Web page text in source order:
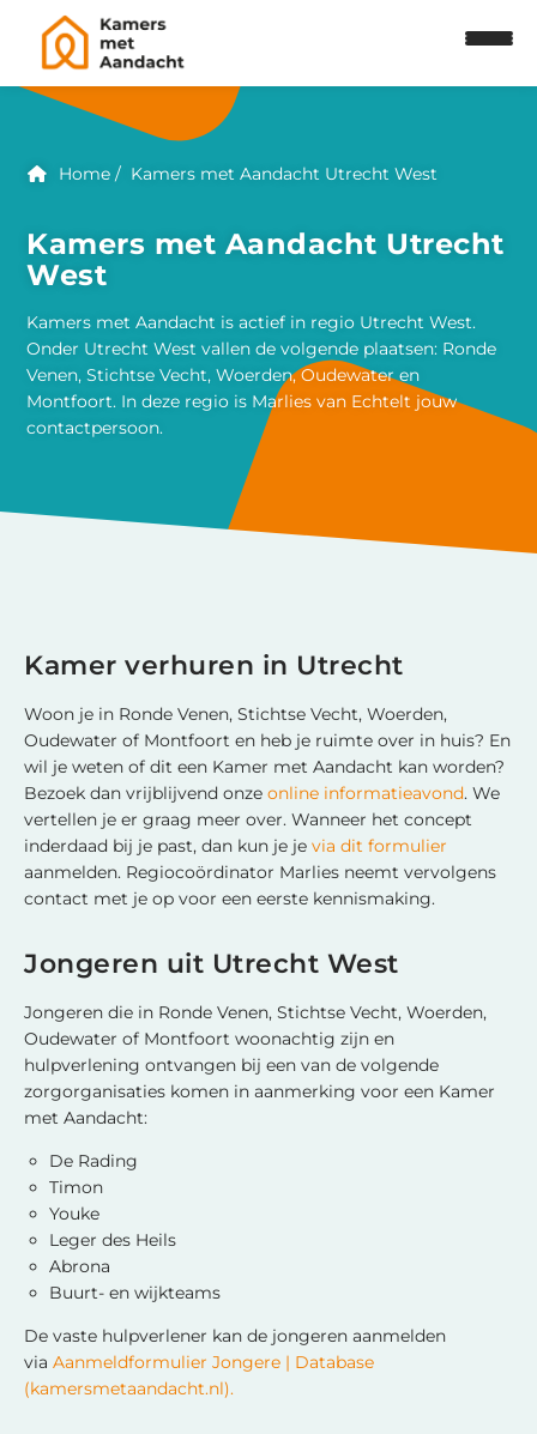
Home Kamers met Aandacht Utrecht West
Kamers met Aandacht Utrecht
West
Kamers met Aandacht is actief in regio Utrecht West.
Onder Utrecht West vallen de volgende plaatsen: Ronde
Venen, Stichtse Vecht, Woerden, Oudewater en
Montfoort. In deze regio is Marlies van Echtelt jouw
contactpersoon.
Kamer verhuren in Utrecht
Woon je in Ronde Venen, Stichtse Vecht, Woerden,
Oudewater of Montfoort en heb je ruimte over in huis? En
wil je weten of dit een Kamer met Aandacht kan worden?
Bezoek dan vrijblijvend onze online informatieavond. We
vertellen je er graag meer over. Wanneer het concept
inderdaad bij je past, dan kun je je via dit formulier
aanmelden. Regiocoördinator Marlies neemt vervolgens
contact met je op voor een eerste kennismaking.
Jongeren uit Utrecht West
Jongeren die in Ronde Venen, Stichtse Vecht, Woerden,
Oudewater of Montfoort woonachtig zijn en
hulpverlening ontvangen bij een van de volgende
zorgorganisaties komen in aanmerking voor een Kamer
met Aandacht:
De Rading
Timon
Youke
Leger des Heils
Abrona
Buurt- en wijkteams
De vaste hulpverlener kan de jongeren aanmelden
via Aanmeldformulier Jongere | Database
(kamersmetaandacht.nl).